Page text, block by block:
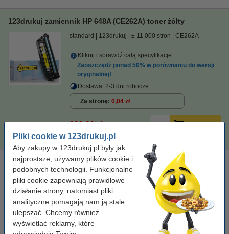
Pliki cookie w 123drukuj.pl
Aby zakupy w 123drukuj.pl były jak
najprostsze, używamy plików cookie i
podobnych technologii. Funkcjonalne
pliki cookie zapewniają prawidłowe
działanie strony, natomiast pliki
analityczne pomagają nam ją stale
ulepszać. Chcemy również
wyświetlać reklamy, które
123drukuj zamiennik HP 648A (CE262A) toner żółty
standard 123drukuj ± 11.000 stron CE262A
Kliknij i sprawdź całą specyfikacje
Zaoszczędź ponad 50% w porównaniu do wersji
oryginalnej!
Dostawa: 2-3 dni robocze
Za stronę 0,04 zł
399,00 zł
HP 648A (CE263A) toner czerwony, oryginalny
± 11.000 stron
Kliknij i sprawdź całą specyfikacje
Dostawa: 2-3 dni robocze
Za stronę